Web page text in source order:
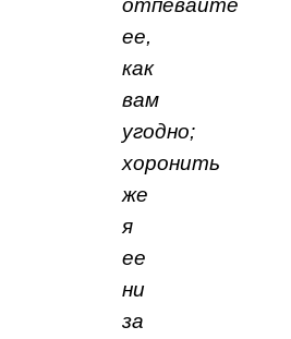
отпевайте
ее,
как
вам
угодно;
хоронить
же
я
ее
ни
за